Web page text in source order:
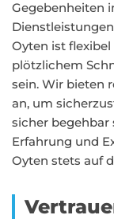
Gegebenheiten
Oyten ist
plötzlichem
sein. Wir bieten
an, um
sicher begehbar
Erfahrung und
Oyten stets auf